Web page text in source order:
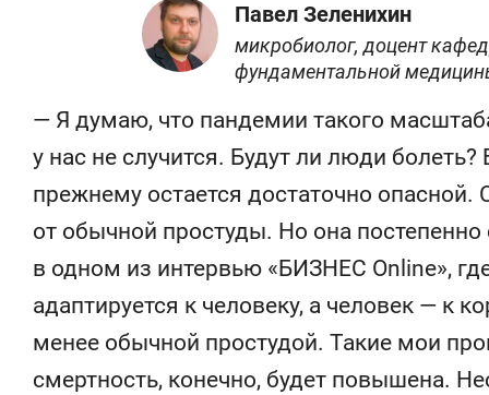
Павел Зеленихин
микробиолог, доцент
фундаментальной
— Я думаю, что пандемии такого
у нас не случится. Будут ли люди
прежнему остается достаточно опасной.
от обычной простуды. Но она
в одном из интервью «БИЗНЕС Online»,
адаптируется к человеку, а человек — к
менее обычной простудой. Такие мои
смертность, конечно, будет повышена.